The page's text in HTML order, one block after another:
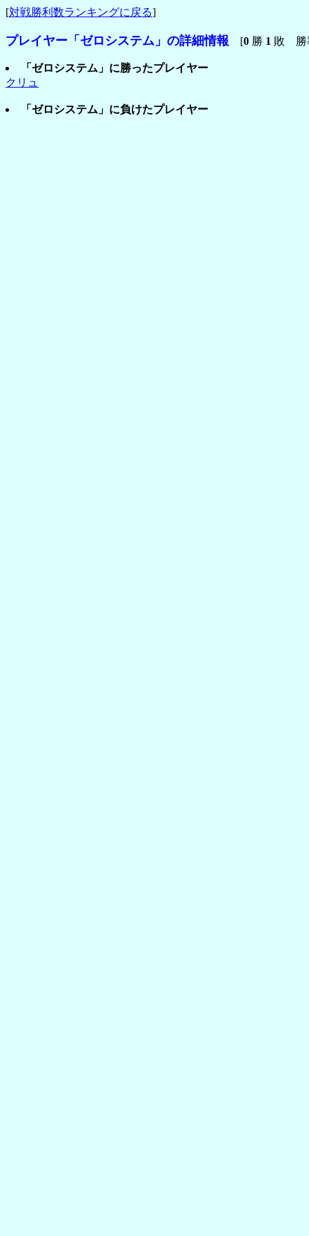
[対戦勝利数ランキングに戻る]
プレイヤー「ゼロシステム」の詳細情報 [0 勝 1 敗 勝
「ゼロシステム」に勝ったプレイヤー
クリュ
「ゼロシステム」に負けたプレイヤー